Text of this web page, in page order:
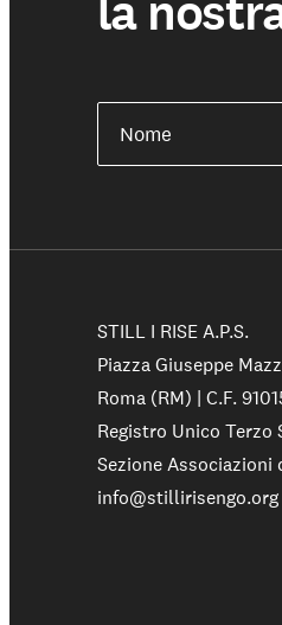
Shop solidale
Nome
STILL I RISE A.P.S.
Piazza Giuseppe
Roma (RM) | C.F.
Registro Unico Terzo
Sezione Associazioni
info@stillirisengo.org